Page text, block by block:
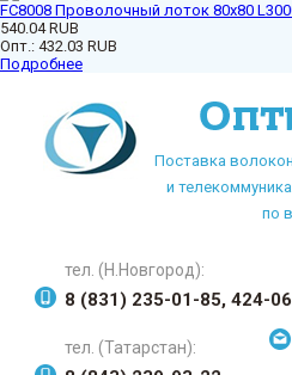
FC8008 Проволочный лоток 80х80
540.04 RUB
Опт.: 432.03 RUB
Подробнее
Поставка
и
по
тел. (Н.Новгород):
8 (831) 235-01-85, 424-
тел. (Татарстан):